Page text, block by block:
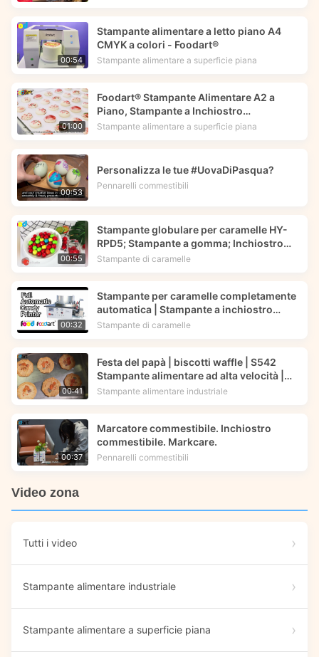
00:54
Stampante alimentare a letto piano A4
CMYK a colori - Foodart®
Stampante alimentare a superficie piana
01:00
Foodart® Stampante Alimentare A2 a
Piano, Stampante a Inchiostro
Comestibile Stampa Immagini di Fiori sui
Stampante alimentare a superficie piana
00:53
Personalizza le tue #UovaDiPasqua?
Pennarelli commestibili
00:55
Stampante globulare per caramelle HY-
RPD5; Stampante a gomma; Inchiostro
commestibile -- Foodart®
Stampante di caramelle
00:32
Stampante per caramelle completamente
automatica | Stampante a inchiostro
commestibile | Foodart® di Foodprinttech
Stampante di caramelle
00:41
Festa del papà | biscotti waffle | S542
Stampante alimentare ad alta velocità |
Foodprinttech
Stampante alimentare industriale
00:37
Marcatore commestibile. Inchiostro
commestibile. Markcare.
Pennarelli commestibili
Video zona
Tutti i video
Stampante alimentare industriale
Stampante alimentare a superficie piana